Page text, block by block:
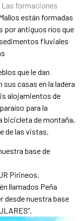
Las formaciones
están formadas
por antiguos ríos que
fluviales
que le dan
casas en la ladera
alojamientos de
para la
bicicleta de montaña,
de las vistas.
base de
Pirineos.
llamados Peña
desde nuestra base